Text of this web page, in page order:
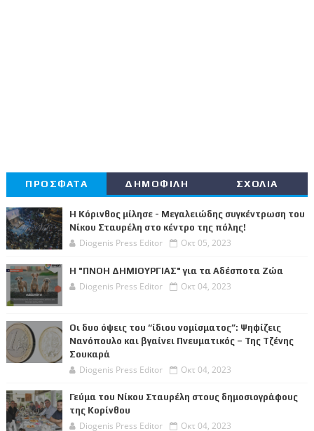
ΠΡΟΣΦΑΤΑ ΔΗΜΟΦΙΛΗ ΣΧΟΛΙΑ
Η Κόρινθος μίλησε - Μεγαλειώδης συγκέντρωση του
Νίκου Σταυρέλη στο κέντρο της πόλης!
Diogenis Press Editor Οκτ 05, 2023
Η "ΠΝΟΗ ΔΗΜΙΟΥΡΓΙΑΣ" για τα Αδέσποτα Ζώα
Diogenis Press Editor Οκτ 04, 2023
Οι δυο όψεις του “ίδιου νομίσματος”: Ψηφίζεις
Νανόπουλο και βγαίνει Πνευματικός – Της Τζένης
Σουκαρά
Diogenis Press Editor Οκτ 04, 2023
Γεύμα του Νίκου Σταυρέλη στους δημοσιογράφους
της Κορίνθου
Diogenis Press Editor Οκτ 04, 2023